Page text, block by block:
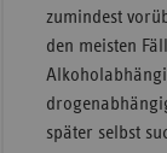
zumindest
den meisten
später selbst